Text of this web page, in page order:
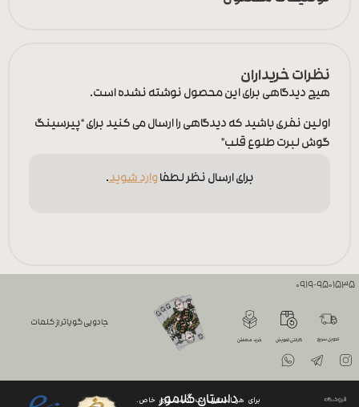
نظرات خریداران
هیچ دیدگاهی برای این محصول نوشته نشده است.
اولین نفری باشید که دیدگاهی را ارسال می کنید برای “پیرسینگ
گوش لبرت طلوع قلب”
برای ارسال نظر لطفاوارد شوید.
0919-9501535
تحویل سریع گارانتی تعویض خرید مطمئن
جادویی گویاتر از کلمات
داستان گلامور
برای هر استایل، یک اکسسوری خاص.